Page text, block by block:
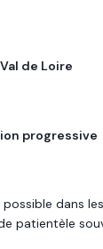
de Loire
progressive
dans
patientèle